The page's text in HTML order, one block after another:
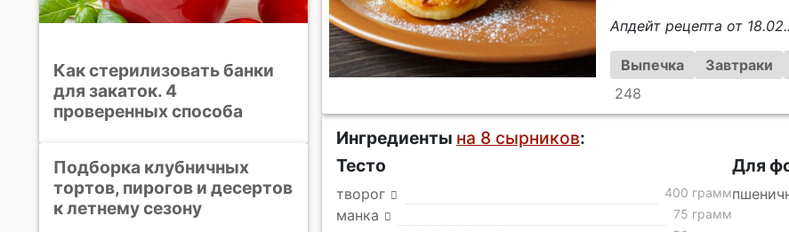
Апдейт рецепта от
Выпечка Завтраки
248
Ингредиенты на 8 сырников:
Тесто
творог 400 грамм
манка 75 грамм
Для
Как стерилизовать банки
для закаток. 4
проверенных способа
Подборка клубничных
тортов, пирогов и десертов
к летнему сезону